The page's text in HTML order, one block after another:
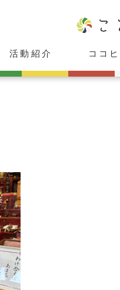
活動紹介
ココヒカスタジオ
cafeこころひかる
癒し庵「HIKARU」
レンタルスペース「心」
ココヒカメンバー紹介
ココ
お知ら
メディ